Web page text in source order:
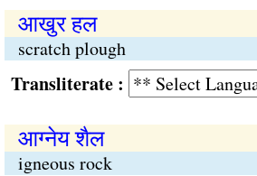
आखुर हल
scratch plough
:
आग्नेय शैल
igneous rock